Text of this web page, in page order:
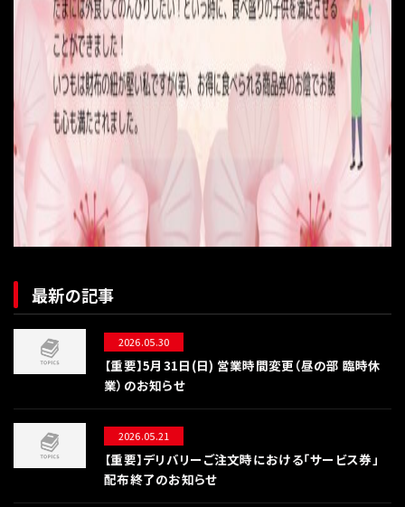
最新の記事
2026.05.30
【重要】5月31日(日) 営業時間変更（昼の部 臨時休
業）のお知らせ
2026.05.21
【重要】デリバリーご注文時における「サービス券」
配布終了のお知らせ